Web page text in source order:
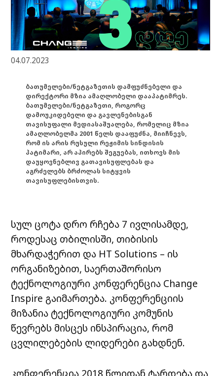
04.07.2023
ბათუმელები/ნეტგაზეთის დამფუძნებელი და
დირექტორი მზია ამაღლობელი დააპატიმრეს.
ბათუმელები/ნეტგაზეთი, როგორც
დამოუკიდებელი და გავლენებისგან
თავისუფალი მედიასაშუალება, რომელიც მზია
ამაღლობელმა 2001 წელს დააფუძნა, მიიჩნევს,
რომ ის არის რუსული რეჟიმის სინდისის
პატიმარი, არ აპირებს შეგუებას, ითხოვს მის
დაუყოვნებლივ გათავისუფლებას და
აგრძელებს ბრძოლას სიტყვის
თავისუფლებისთვის.
სულ ცოტა დრო რჩება 7 ივლისამდე,
როდესაც თბილისში, თიბისის
მხარდაჭერით და HT Solutions – ის
ორგანიზებით, საერთაშორისო
ტექნოლოგიური კონფერენცია Change
Inspire გაიმართება. კონფერენციის
მიზანია ტექნოლოგიური კომუნის
წევრებს მისცეს ინსპირაცია, რომ
ცვლილებების ლიდერები გახდნენ.